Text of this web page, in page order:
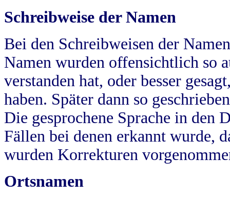
Schreibweise der Namen
Bei den Schreibweisen der
Namen wurden offensichtlich so
verstanden hat, oder besser
haben. Später dann so
Die gesprochene Sprache in
Fällen bei denen erkannt wurde,
wurden Korrekturen
Ortsnamen